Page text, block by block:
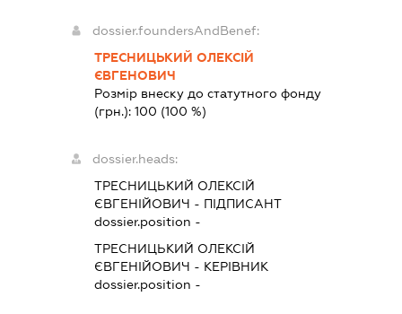
dossier.foundersAndBenef:
ТРЕСНИЦЬКИЙ ОЛЕКСІЙ
ЄВГЕНОВИЧ
Розмір внеску до статутного фонду
(грн.): 100 (100 %)
dossier.heads:
ТРЕСНИЦЬКИЙ ОЛЕКСІЙ
ЄВГЕНІЙОВИЧ - ПІДПИСАНТ
dossier.position -
ТРЕСНИЦЬКИЙ ОЛЕКСІЙ
ЄВГЕНІЙОВИЧ - КЕРІВНИК
dossier.position -